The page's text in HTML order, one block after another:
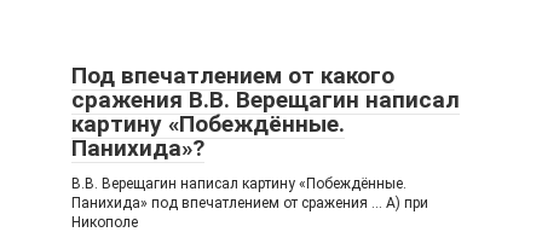
Под впечатлением от какого
сражения В.В. Верещагин написал
картину «Побеждённые.
Панихида»?
В.В. Верещагин написал картину «Побеждённые.
Панихида» под впечатлением от сражения … А) при
Никополе